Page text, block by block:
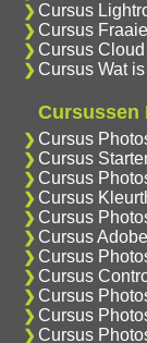
Cursus
Cursus
Cursus
Cursus Wat
Cursussen
Cursus
Cursus
Cursus
Cursus
Cursus
Cursus
Cursus
Cursus
Cursus
Cursus
Cursus